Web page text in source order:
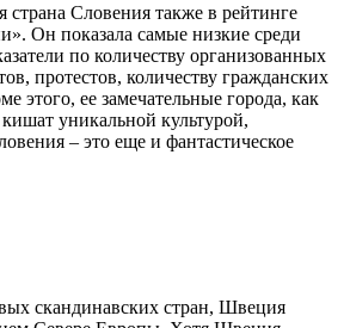
страна Словения также в рейтинге
Он показала самые низкие среди
по количеству организованных
протестов, количеству гражданских
этого, ее замечательные города, как
уникальной культурой,
– это еще и фантастическое
скандинавских стран, Швеция